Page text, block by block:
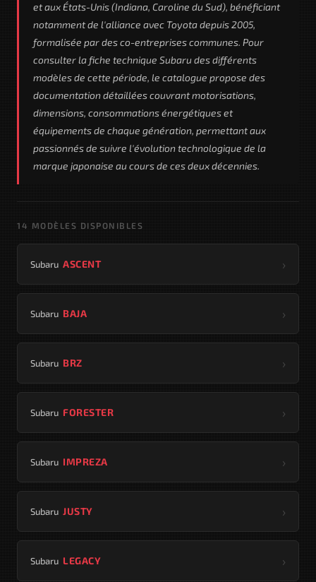
et aux États-Unis (Indiana, Caroline du Sud), bénéficiant
notamment de l'alliance avec Toyota depuis 2005,
formalisée par des co-entreprises communes. Pour
consulter la fiche technique Subaru des différents
modèles de cette période, le catalogue propose des
documentation détaillées couvrant motorisations,
dimensions, consommations énergétiques et
équipements de chaque génération, permettant aux
passionnés de suivre l'évolution technologique de la
marque japonaise au cours de ces deux décennies.
14 MODÈLES DISPONIBLES
Subaru ASCENT ›
Subaru BAJA ›
Subaru BRZ ›
Subaru FORESTER ›
Subaru IMPREZA ›
Subaru JUSTY ›
Subaru LEGACY ›